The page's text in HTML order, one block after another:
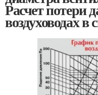
Расчет потери
воздуховодах в